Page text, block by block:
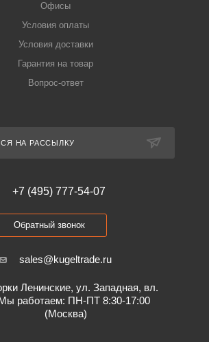
Офисы
Условия оплаты
Условия доставки
Гарантия на товар
Вопрос-ответ
НА РАССЫЛКУ
+7 (495) 777-54-07
Обратный звонок
sales@kugeltrade.ru
Ленинские, ул. Западная, вл.
работаем: ПН-ПТ 8:30-17:00
(Москва)